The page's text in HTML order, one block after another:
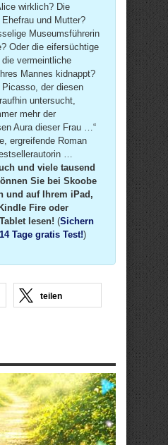
wirklich? Die
Ehefrau und Mutter?
Museumsführerin
Oder die eifersüchtige
die vermeintliche
Mannes kidnappt?
Picasso, der diesen
untersucht,
mehr der
Aura dieser Frau …“
ergreifende Roman
…
und viele tausend
Sie bei Skoobe
und auf Ihrem iPad,
Fire oder
lesen! (Sichern
Tage gratis Test!)
teilen